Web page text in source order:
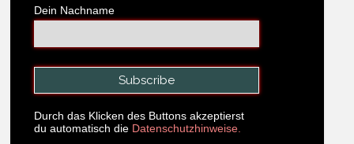
Dein Nachname
Durch das Klicken des Buttons akzeptierst
du automatisch die Datenschutzhinweise.